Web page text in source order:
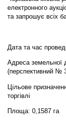
електронного
та запрошує всіх
Дата та час
Адреса земельної
(перспективний №
Цільове
торгівлі
Площа: 0,1587 га